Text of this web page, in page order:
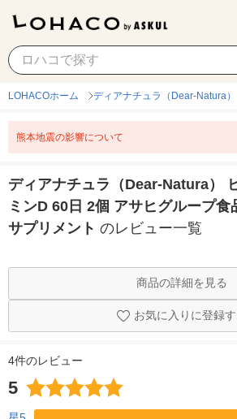
LOHACOホーム ディアナチュラ（Dear-Natura
熊本地震の影響について
ディアナチュラ（Dear-Natura）
ミンD 60日 2個 アサヒグループ
サプリメント のレビュー一覧
商品の詳細を見る
お気に入りに登録す
4件のレビュー
5